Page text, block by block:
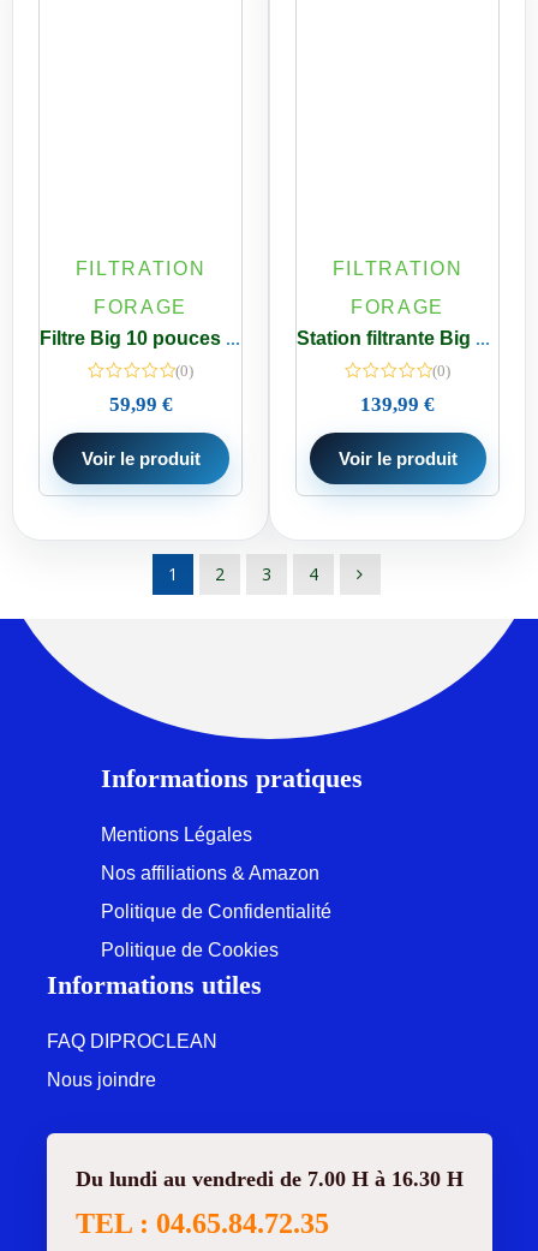
FILTRATION
FORAGE
Filtre Big 10 pouces transparent E/S 1P
(0)
59,99 €
Voir le produit
FILTRATION
FORAGE
Station filtrante Big Charbon bloc 10 pouces transparent
(0)
139,99 €
Voir le produit
1 2 3 4
Informations pratiques
Mentions Légales
Nos affiliations & Amazon
Politique de Confidentialité
Politique de Cookies
Informations utiles
FAQ DIPROCLEAN
Nous joindre
Du lundi au vendredi de 7.00 H à 16.30 H
TEL : 04.65.84.72.35